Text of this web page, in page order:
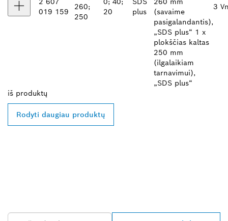
019 159
260;
250
20
plus
(savaime
pasigalandantis),
„SDS plus“ 1 x
plokščias kaltas
250 mm
(ilgalaikiam
tarnavimui),
„SDS plus“
3
iš produktų
Rodyti daugiau produktų